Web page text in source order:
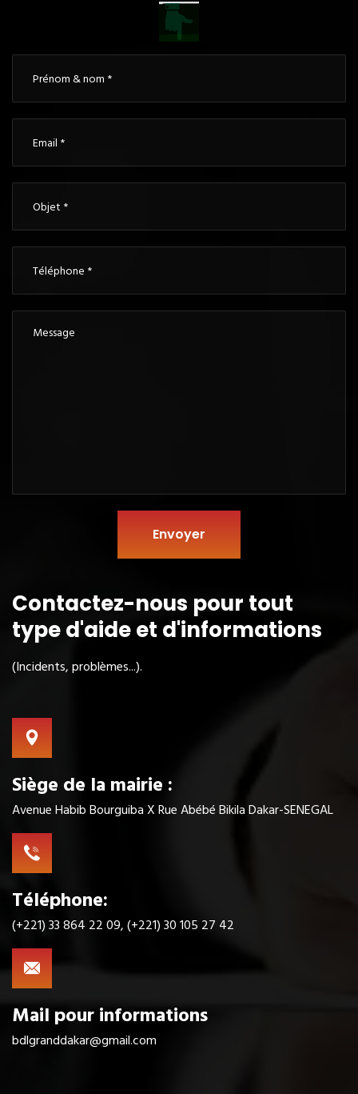
Envoyer
Contactez-nous pour tout
typed'aide et d'informations
(Incidents, problèmes...).
Siège de la mairie :
Avenue Habib Bourguiba X Rue Abébé Bikila Dakar-SENEGAL
Téléphone:
(+221) 33 864 22 09, (+221) 30 105 27 42
Mail pour informations
bdlgranddakar@gmail.com